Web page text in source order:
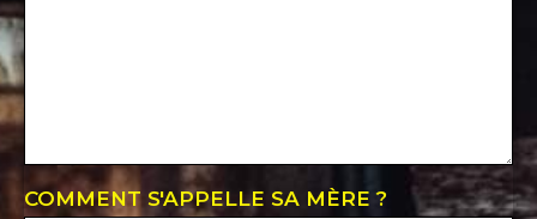
COMMENT S'APPELLE SA MÈRE ?